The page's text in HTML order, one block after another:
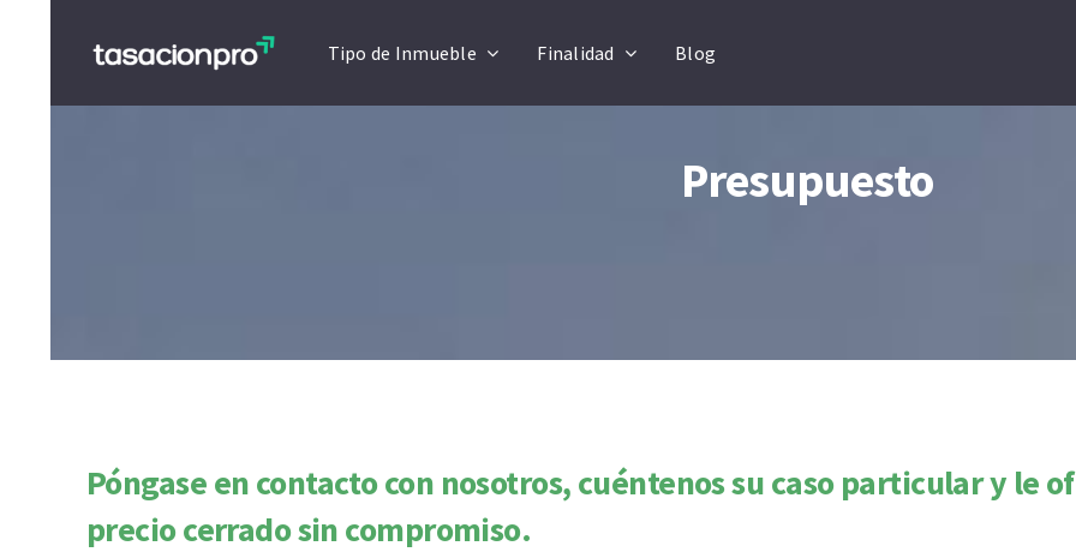
Tipo de Inmueble Finalidad Blog
Presupuesto
Póngase en contacto con nosotros, cuéntenos su caso particular y le
precio cerrado sin compromiso.